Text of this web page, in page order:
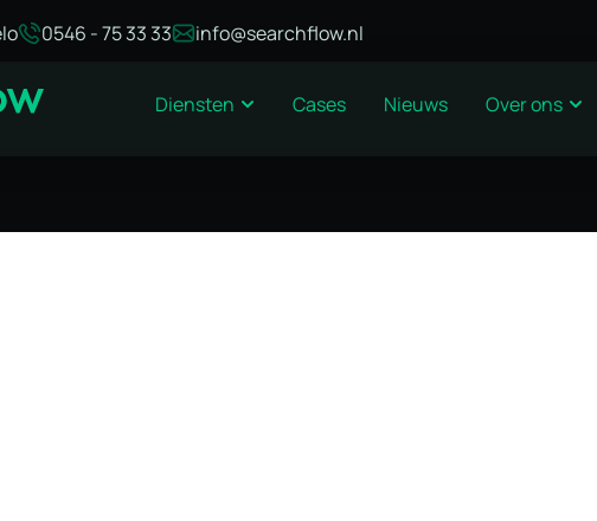
0546 - 75 33 33 info@searchflow.nl
Diensten Cases Nieuws Over ons